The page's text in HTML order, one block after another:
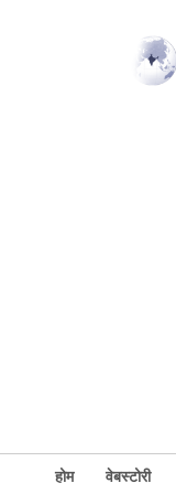
होम वेबस्टोरी